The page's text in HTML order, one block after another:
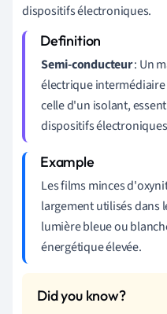
dispositifs électroniques.
Semi-conducteur: Un
électrique
celle d'un isolant,
dispositifs
Les films minces
largement utilisés dans
lumière bleue ou
énergétique élevée.